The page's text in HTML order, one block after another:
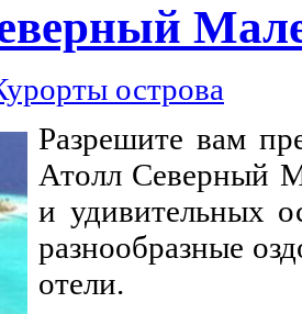
острова
Разрешите вам
Атолл Северный
и удивительных
разнообразные
отели.